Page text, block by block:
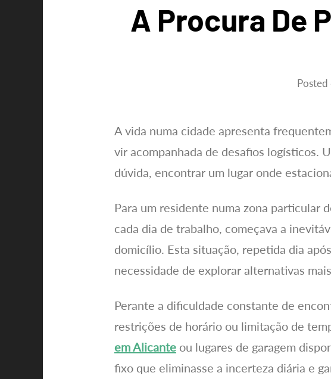
A Procura De
Posted
A vida numa cidade apresenta
vir acompanhada de desafios logísticos.
dúvida, encontrar um lugar onde
Para um residente numa zona particular
cada dia de trabalho, começava a
domicílio. Esta situação, repetida dia
necessidade de explorar alternativas
Perante a dificuldade constante de
restrições de horário ou limitação de
em Alicante ou lugares de garagem
fixo que eliminasse a incerteza diária e